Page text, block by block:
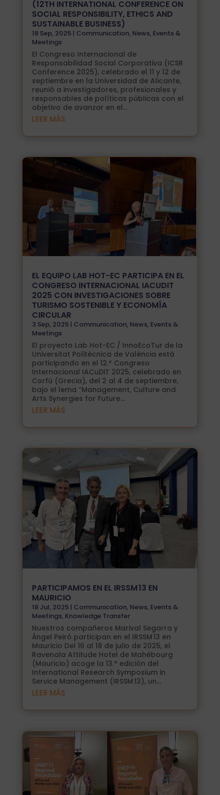
(12TH INTERNATIONAL CONFERENCE ON
SOCIAL RESPONSIBILITY, ETHICS AND
SUSTAINABLE BUSINESS)
18 Sep, 2025| Communication, News, Events &
Meetings
El Congreso Internacional de
Responsabilidad Social Corporativa (ICSR
Conference 2025), celebrado el 11 y 12 de
septiembre en la Universidad de Alicante,
reunió a investigadores, profesionales y
responsables de políticas públicas con el
objetivo de avanzar en el...
LEER MÁS
EL EQUIPO LAB HOT-EC PARTICIPA EN EL
CONGRESO INTERNACIONAL IACUDIT
2025 CON INVESTIGACIONES SOBRE
TURISMO SOSTENIBLE Y ECONOMÍA
CIRCULAR
3 Sep, 2025| Communication, News, Events &
Meetings
El proyecto Lab Hot-EC / InnoEcoTur de la
Universitat Politècnica de València está
participando en el 12.º Congreso
Internacional IACuDiT 2025, celebrado en
Corfú (Grecia), del 2 al 4 de septiembre,
bajo el lema “Management, Culture and
Arts Synergies for Future...
LEER MÁS
PARTICIPAMOS EN EL IRSSM 13 EN
MAURICIO
18 Jul, 2025| Communication, News, Events &
Meetings, Knowledge Transfer
Nuestros compañeros Marival Segarra y
Ángel Peiró participan en el IRSSM 13 en
Mauricio Del 16 al 18 de julio de 2025, el
Ravenala Attitude Hotel de Mahébourg
(Mauricio) acoge la 13.ª edición del
International Research Symposium in
Service Management (IRSSM 13), un...
LEER MÁS